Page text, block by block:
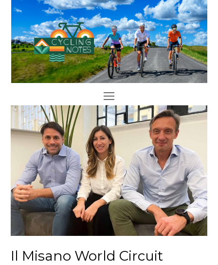
Open
Mobile
Menu
Il Misano World Circuit